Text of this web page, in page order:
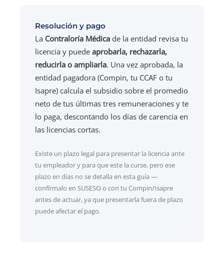
Resolución y pago
La Contraloría Médica de la entidad revisa tu
licencia y puede aprobarla, rechazarla,
reducirla o ampliarla. Una vez aprobada, la
entidad pagadora (Compin, tu CCAF o tu
Isapre) calcula el subsidio sobre el promedio
neto de tus últimas tres remuneraciones y te
lo paga, descontando los días de carencia en
las licencias cortas.
Existe un plazo legal para presentar la licencia ante
tu empleador y para que este la curse, pero ese
plazo en días no se detalla en esta guía —
confírmalo en SUSESO o con tu Compin/Isapre
antes de actuar, ya que presentarla fuera de plazo
puede afectar el pago.